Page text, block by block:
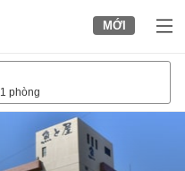
MỚI
1 phòng